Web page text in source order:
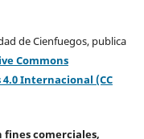
de Cienfuegos, publica
Commons
Internacional (CC
comerciales,